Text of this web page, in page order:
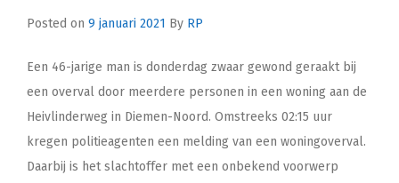
Posted on 9 januari 2021 By RP
Een 46-jarige man is donderdag zwaar gewond geraakt bij
een overval door meerdere personen in een woning aan de
Heivlinderweg in Diemen-Noord. Omstreeks 02:15 uur
kregen politieagenten een melding van een woningoverval.
Daarbij is het slachtoffer met een onbekend voorwerp